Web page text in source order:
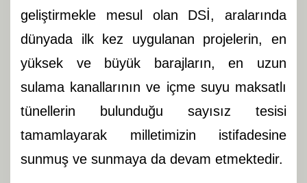
geliştirmekle mesul olan DSİ, aralarında
dünyada ilk kez uygulanan projelerin, en
yüksek ve büyük barajların, en uzun
sulama kanallarının ve içme suyu maksatlı
tünellerin bulunduğu sayısız tesisi
tamamlayarak milletimizin istifadesine
sunmuş ve sunmaya da devam etmektedir.